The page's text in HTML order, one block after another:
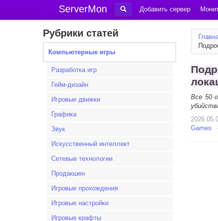
ServerMon Добавить сервер
Рубрики статей
Компьютерные игры
Разработка игр
Гейм-дизайн
Игровые движки
Графика
Звук
Искусственный интеллект
Сетевые технологии
Продакшен
Игровые прохождения
Игровые настройки
Игровые крафты
Все 50
Games